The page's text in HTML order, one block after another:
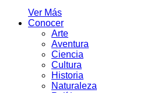
Ver Más
Conocer
Arte
Aventura
Ciencia
Cultura
Historia
Naturaleza